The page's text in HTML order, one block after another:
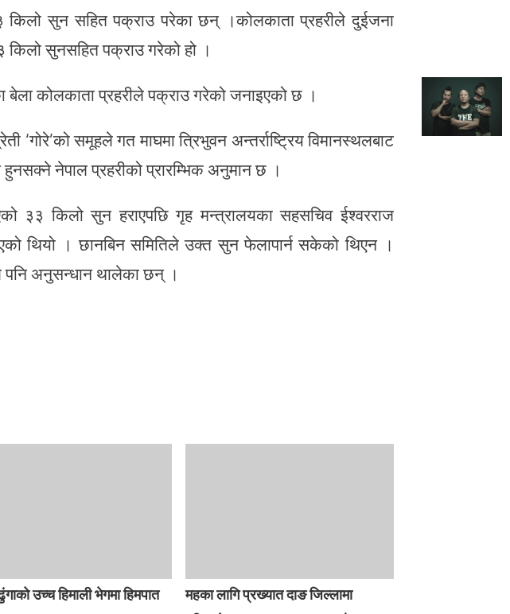
किलो सुन सहित पक्राउ परेका छन् ।कोलकाता प्रहरीले दुईजना
किलो सुनसहित पक्राउ गरेको हो ।
कोलकाता प्रहरीले पक्राउ गरेको जनाइएको छ ।
‘गोरे’को समूहले गत माघमा त्रिभुवन अन्तर्राष्ट्रिय विमानस्थलबाट
नेपाल प्रहरीको प्रारम्भिक अनुमान छ ।
३३ किलो सुन हराएपछि गृह मन्त्रालयका सहसचिव ईश्वरराज
थियो । छानबिन समितिले उक्त सुन फेलापार्न सकेको थिएन ।
पनि अनुसन्धान थालेका छन् ।
उच्च हिमाली भेगमा हिमपात
महका लागि प्रख्यात दाङ जिल्लामा